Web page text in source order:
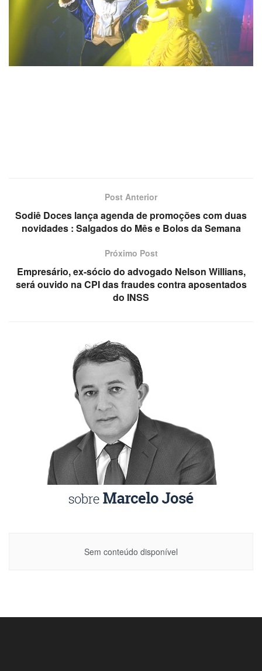
Post Anterior
Sodiê Doces lança agenda de promoções com duas
novidades : Salgados do Mês e Bolos da Semana
Próximo Post
Empresário, ex-sócio do advogado Nelson Willians,
será ouvido na CPI das fraudes contra aposentados
do INSS
Sem conteúdo disponível